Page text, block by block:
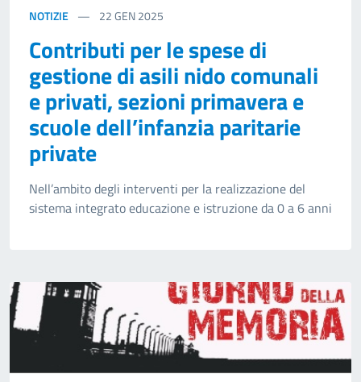
NOTIZIE 22GEN 2025
Contributi per le spese di
gestione di asili nido comunali
e privati, sezioni primavera e
scuole dell’infanzia paritarie
private
Nell’ambito degli interventi per la realizzazione del
sistema integrato educazione e istruzione da 0 a 6 anni